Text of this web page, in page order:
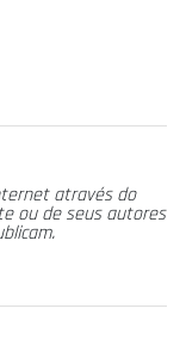
através do
ou de seus autores